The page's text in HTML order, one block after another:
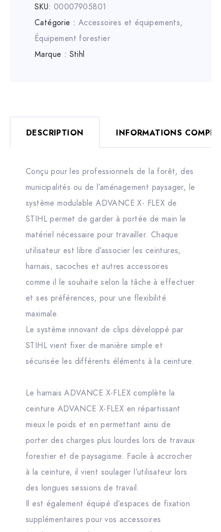
SKU: 00007905801
Catégorie : Accessoires et équipements,
Équipement forestier
Marque : Stihl
DESCRIPTION INFORMATIONS
Conçu pour les professionnels de la forêt, des
municipalités ou de l’aménagement paysager, le
système modulable ADVANCE X- FLEX de
STIHL permet de garder à portée de main le
matériel nécessaire pour travailler. Chaque
utilisateur est libre d’associer les ceintures,
harnais, sacoches et autres accessoires
comme il le souhaite selon la tâche à effectuer
et ses préférences, pour une flexibilité
maximale.
Le système innovant de clips développé par
STIHL vient fixer de manière simple et
sécurisée les différents éléments à la ceinture.
Le harnais ADVANCE X-FLEX complète la
ceinture ADVANCE X-FLEX en répartissant
mieux le poids et en permettant ainsi de
porter des charges plus lourdes lors de travaux
forestier et de paysagisme. Facile à accrocher
à la ceinture, il vient soulager l’utilisateur lors
des longues sessions de travail.
Il est également équipé d’espaces de fixation
supplémentaires pour vos accessoires